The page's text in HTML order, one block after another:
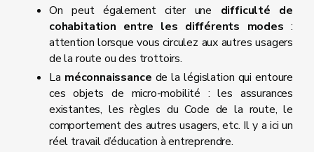
On peut également citer une difficulté de
cohabitation entre les différents modes:
attention lorsque vous circulez aux autres usagers
de la route ou des trottoirs.
La méconnaissance de la législation qui entoure
ces objets de micro-mobilité : les assurances
existantes, les règles du Code de la route, le
comportement des autres usagers, etc. Il y a ici un
réel travail d’éducation à entreprendre.